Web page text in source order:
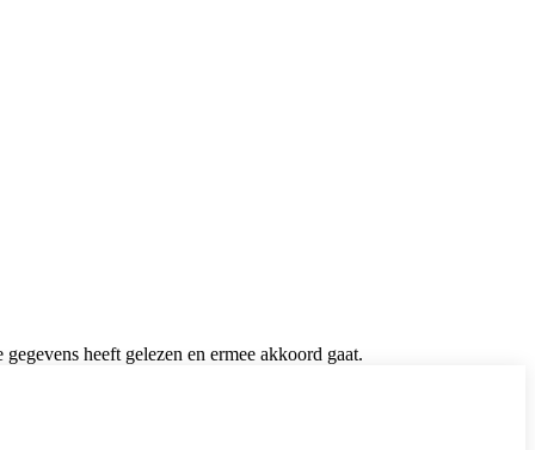
heeft gelezen en ermee akkoord gaat.